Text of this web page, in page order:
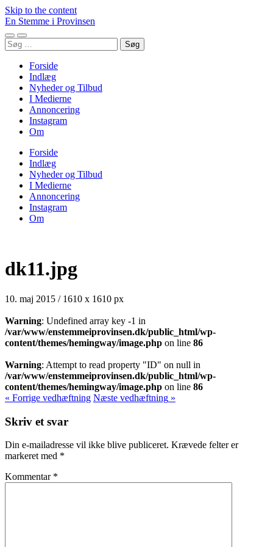
Skip to the content
En Stemme i Provinsen
Toggle
mobile
Toggle
search
Søg
efter:
Forside
Indlæg
Nyheder og Tilbud
I Medierne
Annoncering
Instagram
Om
Forside
Indlæg
Nyheder og Tilbud
I Medierne
Annoncering
Instagram
Om
dk11.jpg
10. maj 2015 / 1610 x 1610 px
Warning: Undefined array key -1 in
/var/www/enstemmeiprovinsen.dk/public_html/wp-
content/themes/hemingway/image.php on line 86
Warning: Attempt to read property "ID" on null in
/var/www/enstemmeiprovinsen.dk/public_html/wp-
content/themes/hemingway/image.php on line 86
« Forrige vedhæftning Næste vedhæftning »
Skriv et svar
Din e-mailadresse vil ikke blive publiceret. Krævede felter er
markeret med *
Kommentar *